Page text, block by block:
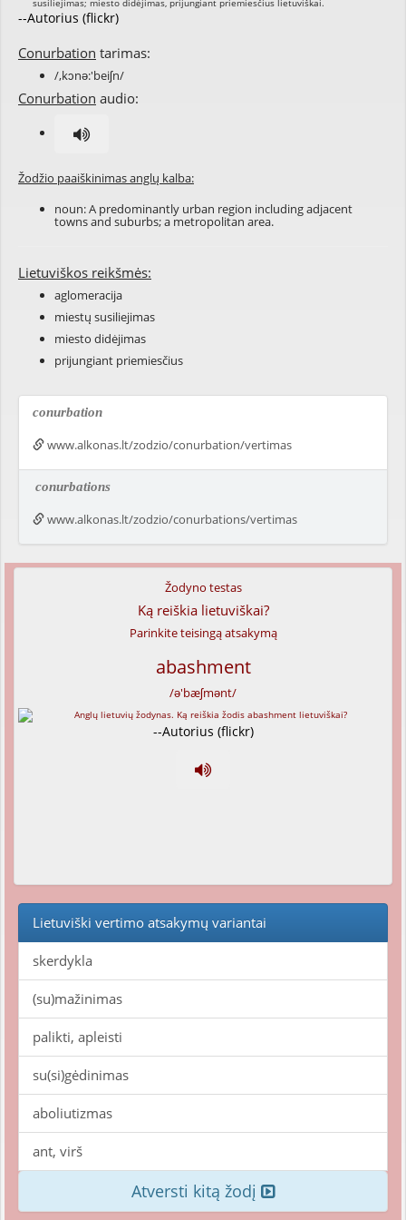
--Autorius (flickr)
Conurbation tarimas:
/,kɔnə:'beiʃn/
Conurbation audio:
Žodžio paaiškinimas anglų kalba:
noun: A predominantly urban region including adjacent
towns and suburbs; a metropolitan area.
Lietuviškos reikšmės:
aglomeracija
miestų susiliejimas
miesto didėjimas
prijungiant priemiesčius
conurbation
www.alkonas.lt/zodzio/conurbation/vertimas
conurbations
www.alkonas.lt/zodzio/conurbations/vertimas
Žodyno testas
Ką reiškia lietuviškai?
Parinkite teisingą atsakymą
abashment
/ə'bæʃmənt/
--Autorius (flickr)
Lietuviški vertimo atsakymų variantai
skerdykla
(su)mažinimas
palikti, apleisti
su(si)gėdinimas
aboliutizmas
ant, virš
Atversti kitą žodį